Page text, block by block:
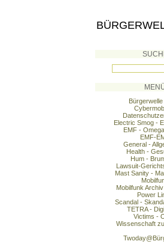
Electric Smog -
EMF -
EMF-
General -
Health -
Hum -
Lawsuit-
Mast Sanity -
Mobilfunk
Power
Scandal -
TETRA -
Victims -
Wissenschaft